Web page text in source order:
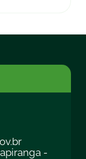
-